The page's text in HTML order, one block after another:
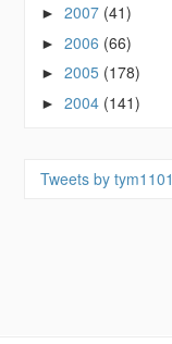
►2007 (41)
►2006 (66)
►2005 (178)
►2004 (141)
Tweets by tym1101